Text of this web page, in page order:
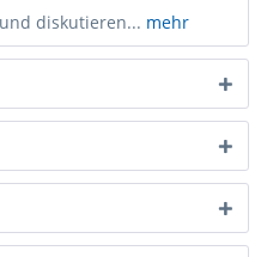
diskutieren... mehr